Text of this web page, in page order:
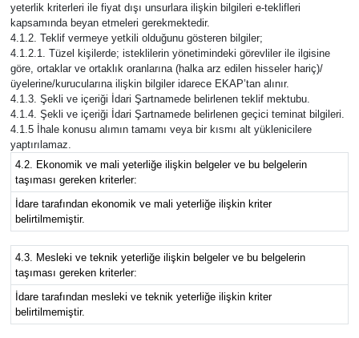
yeterlik kriterleri ile fiyat dışı unsurlara ilişkin bilgileri e-teklifleri
kapsamında beyan etmeleri gerekmektedir.
4.1.2. Teklif vermeye yetkili olduğunu gösteren bilgiler;
4.1.2.1. Tüzel kişilerde; isteklilerin yönetimindeki görevliler ile ilgisine
göre, ortaklar ve ortaklık oranlarına (halka arz edilen hisseler hariç)/
üyelerine/kurucularına ilişkin bilgiler idarece EKAP’tan alınır.
4.1.3. Şekli ve içeriği İdari Şartnamede belirlenen teklif mektubu.
4.1.4. Şekli ve içeriği İdari Şartnamede belirlenen geçici teminat bilgileri.
4.1.5 İhale konusu alımın tamamı veya bir kısmı alt yüklenicilere
yaptırılamaz.
4.2. Ekonomik ve mali yeterliğe ilişkin belgeler ve bu belgelerin
taşıması gereken kriterler:
İdare tarafından ekonomik ve mali yeterliğe ilişkin kriter
belirtilmemiştir.
4.3. Mesleki ve teknik yeterliğe ilişkin belgeler ve bu belgelerin
taşıması gereken kriterler:
İdare tarafından mesleki ve teknik yeterliğe ilişkin kriter
belirtilmemiştir.